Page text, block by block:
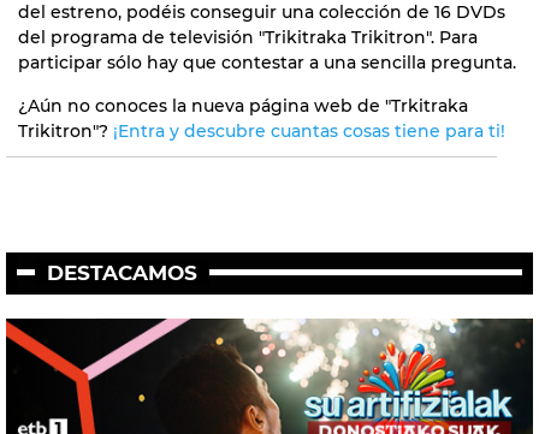
del estreno, podéis conseguir una colección de 16 DVDs
del programa de televisión "Trikitraka Trikitron". Para
participar sólo hay que contestar a una sencilla pregunta.
¿Aún no conoces la nueva página web de "Trkitraka
Trikitron"? ¡Entra y descubre cuantas cosas tiene para ti!
DESTACAMOS